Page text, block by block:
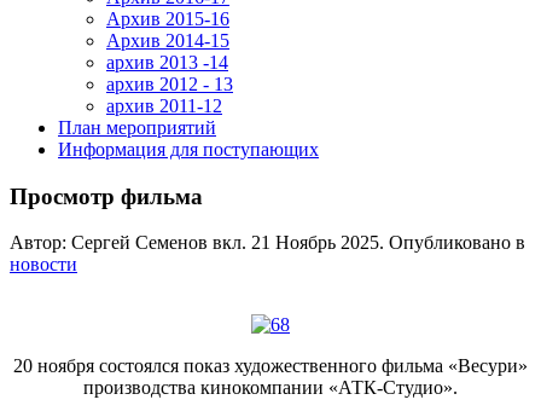
Архив 2015-16
Архив 2014-15
архив 2013 -14
архив 2012 - 13
архив 2011-12
План мероприятий
Информация для поступающих
Просмотр фильма
Автор: Сергей Семенов вкл. 21 Ноябрь 2025. Опубликовано в
новости
20 ноября состоялся показ художественного фильма «Весури»
производства кинокомпании «АТК-Студио».